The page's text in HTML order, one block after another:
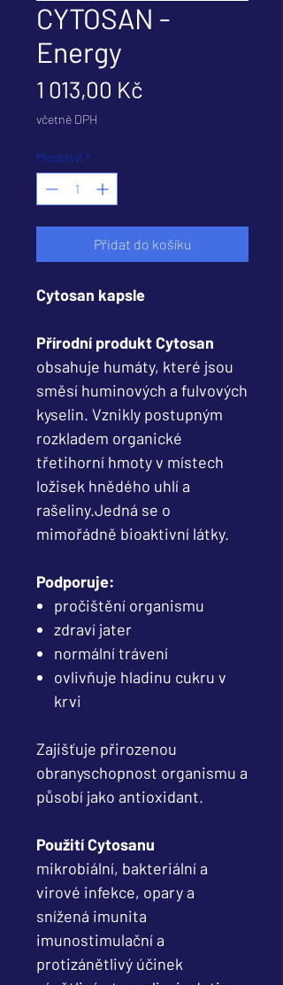
CYTOSAN -
Energy
1 013,00 Kč
včetně DPH
Množství *
Přidat do košíku
Cytosan kapsle
Přírodní produkt Cytosan
obsahuje humáty, které jsou
směsí huminových a fulvových
kyselin. Vznikly postupným
rozkladem organické
třetihorní hmoty v místech
ložisek hnědého uhlí a
rašeliny.Jedná se o
mimořádně bioaktivní látky.
Podporuje:
pročištění organismu
zdraví jater
normální trávení
ovlivňuje hladinu cukru v
krvi
Zajišťuje přirozenou
obranyschopnost organismu a
působí jako antioxidant.
Použití Cytosanu
mikrobiální, bakteriální a
virové infekce, opary a
snížená imunita
imunostimulační a
protizánětlivý účinek